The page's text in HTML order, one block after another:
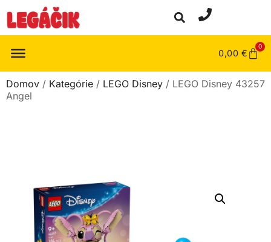
0,00 €
0
Domov / Kategórie / LEGO Disney / LEGO Disney 43257
Angel